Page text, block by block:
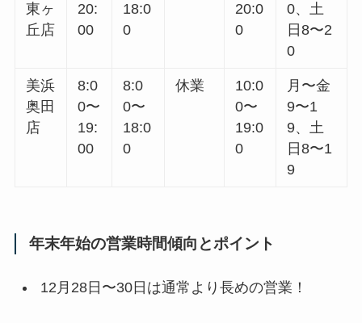
東ヶ
丘店
20:
00
18:0
0
20:0
0
0、土
日8〜2
0
美浜
奥田
店
8:0
0〜
19:
00
8:0
0〜
18:0
0
休業
10:0
0〜
19:0
0
月〜金
9〜1
9、土
日8〜1
9
年末年始の営業時間傾向とポイント
12月28日〜30日は通常より長めの営業！